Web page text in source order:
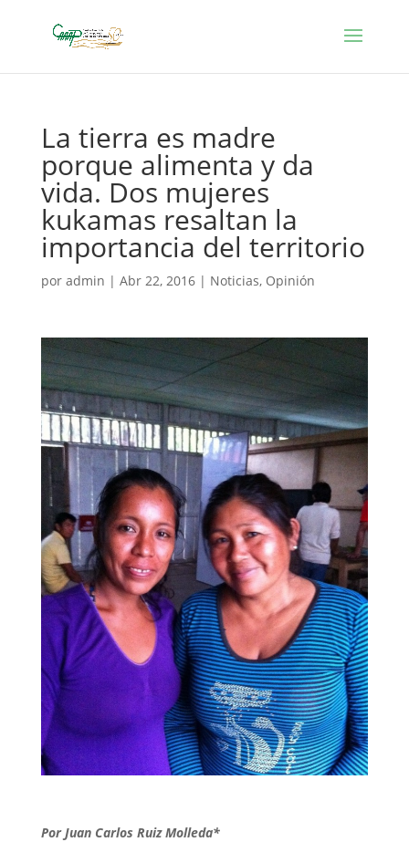
La tierra es madre
porque alimenta y da
vida. Dos mujeres
kukamas resaltan la
importancia del territorio
por admin | Abr 22, 2016| Noticias, Opinión
Por Juan Carlos Ruiz Molleda*